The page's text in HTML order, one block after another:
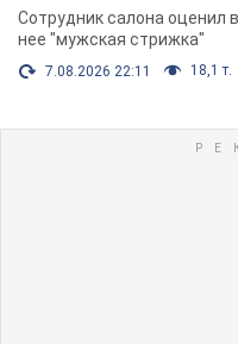
Сотрудник салона оценил
нее "мужская стрижка"
7.08.2026 22:11 18,1 т.